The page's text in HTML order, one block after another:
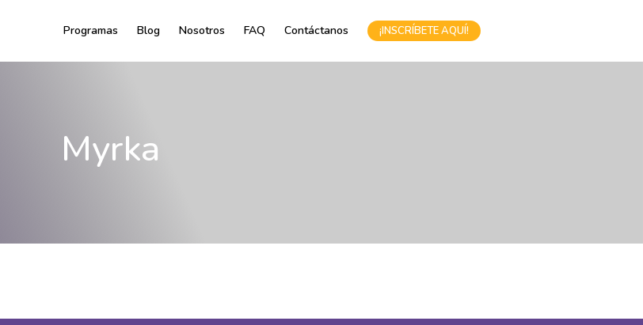
Programas Blog Nosotros FAQ Contáctanos ¡INSCRÍBETE AQUÍ!
Myrka